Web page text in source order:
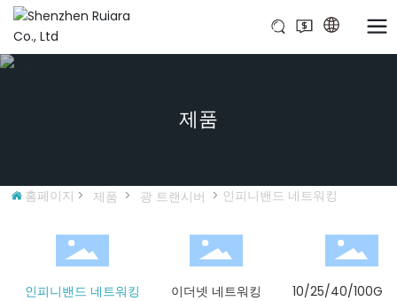
제품
홈페이지 제품 광 트랜시버 인피니밴드 네트워킹
인피니밴드 네트워킹 이더넷 네트워킹 10/25/40/100G